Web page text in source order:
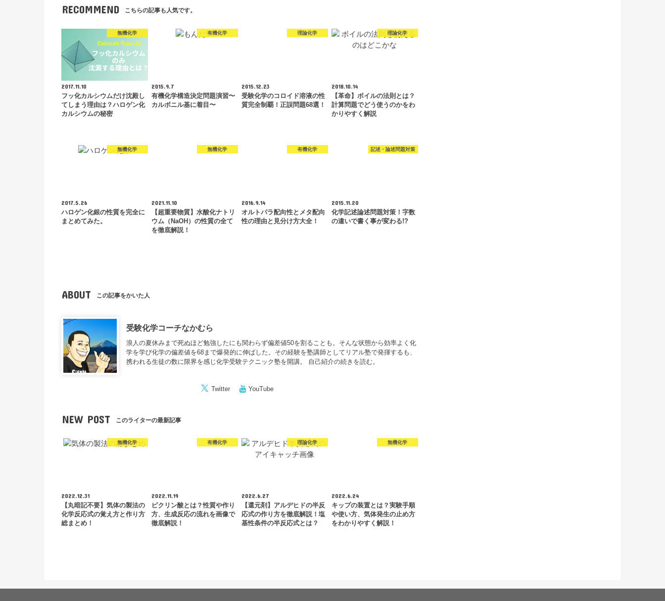
RECOMMEND こちらの記事も人気です。
無機化学
2017.11.10
フッ化カルシウムだけ沈殿し
てしまう理由は？ハロゲン化
カルシウムの秘密
有機化学
2015.9.7
有機化学構造決定問題演習〜
カルボニル基に着目〜
理論化学
2015.12.23
受験化学のコロイド溶液の性
質完全制覇！正誤問題68選！
理論化学
2018.10.14
【革命】ボイルの法則とは？
計算問題でどう使うのかをわ
かりやすく解説
無機化学
2017.5.26
ハロゲン化銀の性質を完全に
まとめてみた。
無機化学
2021.11.10
【超重要物質】水酸化ナトリ
ウム（NaOH）の性質の全て
を徹底解説！
有機化学
2016.9.14
オルトパラ配向性とメタ配向
性の理由と見分け方大全！
記述・論述問題対策
2015.11.20
化学記述論述問題対策！字数
の違いで書く事が変わる!?
ABOUT この記事をかいた人
受験化学コーチなかむら
浪人の夏休みまで死ぬほど勉強したにも関わらず偏差値50を割ることも。そんな状態から効率よく化
学を学び化学の偏差値を68まで爆発的に伸ばした。その経験を塾講師としてリアル塾で発揮するも、
携われる生徒の数に限界を感じ化学受験テクニック塾を開講。 自己紹介の続きを読む。
Twitter YouTube
NEW POST このライターの最新記事
無機化学
2022.12.31
【丸暗記不要】気体の製法の
化学反応式の覚え方と作り方
総まとめ！
有機化学
2022.11.19
ピクリン酸とは？性質や作り
方、生成反応の流れを画像で
徹底解説！
理論化学
2022.6.27
【還元剤】アルデヒドの半反
応式の作り方を徹底解説！塩
基性条件の半反応式とは？
無機化学
2022.6.24
キップの装置とは？実験手順
や使い方、気体発生の止め方
をわかりやすく解説！